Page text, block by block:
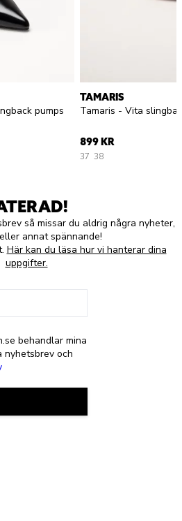
pumps
TAMARIS
Tamaris - Vita
899 KR
37 38
så missar du aldrig några nyheter,
annat spännande!
Här kan du läsa hur vi hanterar dina
uppgifter.
behandlar mina
och